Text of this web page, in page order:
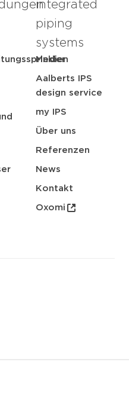
integrated
piping
systems
Medien
Aalberts IPS
design service
my IPS
Über uns
Referenzen
News
Kontakt
Oxomi